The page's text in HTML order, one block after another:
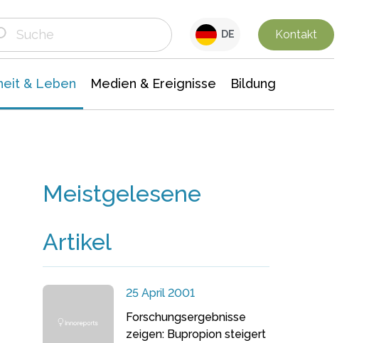
DE Kontakt
& Leben Medien & Ereignisse Bildung
Meistgelesene
Artikel
25 April 2001
Forschungsergebnisse
zeigen: Bupropion steigert